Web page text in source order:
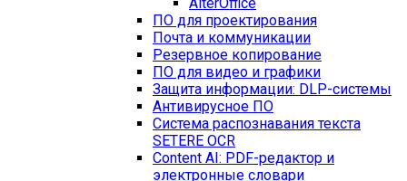
ПО для проектирования
Почта и коммуникации
Резервное копирование
ПО для видео и графики
Защита информации: DLP-системы
Антивирусное ПО
Система распознавания текста
SETERE OCR
Content AI: PDF-редактор и
электронные словари